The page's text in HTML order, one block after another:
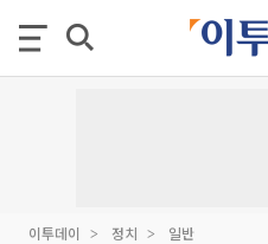
이투데이 정치 일반